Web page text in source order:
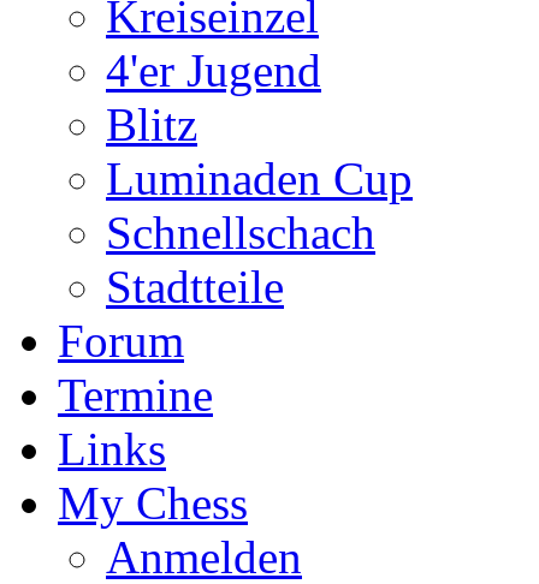
Kreiseinzel
4'er Jugend
Blitz
Luminaden Cup
Schnellschach
Stadtteile
Forum
Termine
Links
My Chess
Anmelden